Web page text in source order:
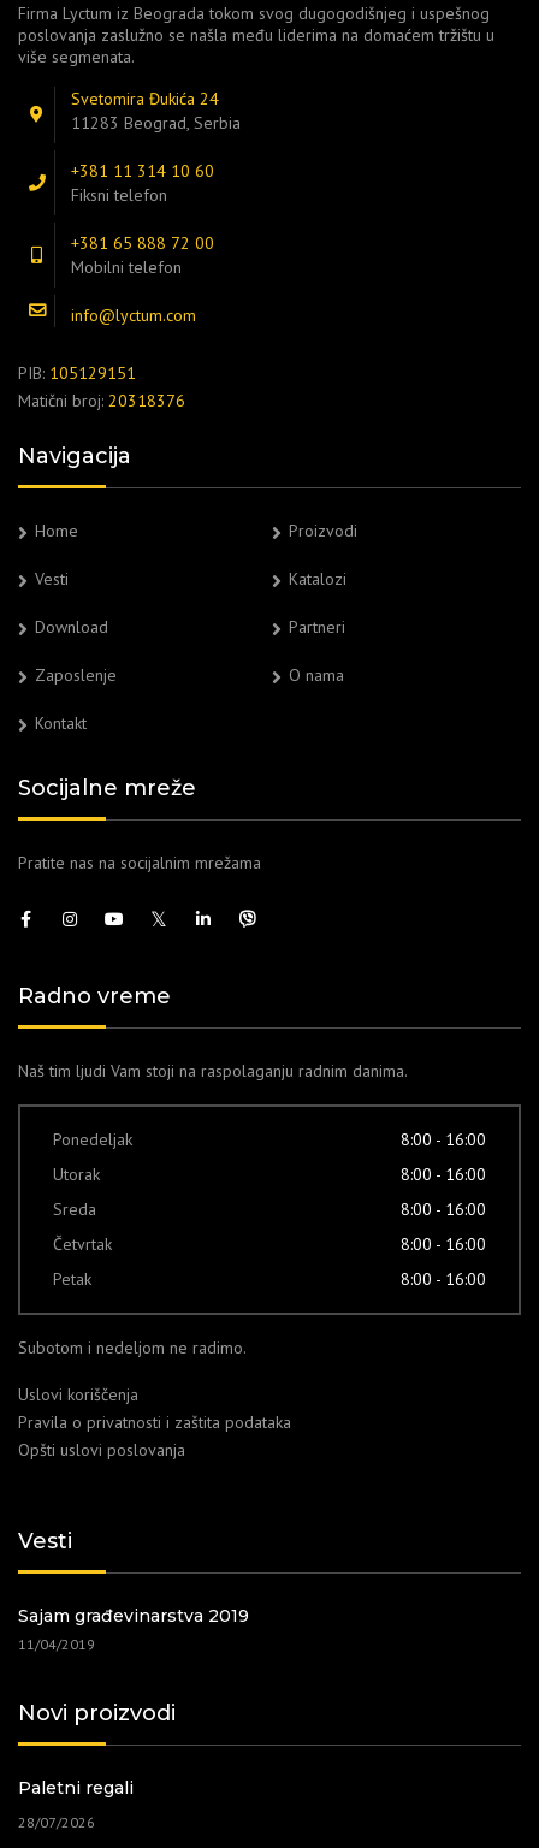
Firma Lyctum iz Beograda tokom svog dugogodišnjeg i uspešnog
poslovanja zaslužno se našla među liderima na domaćem tržištu u
više segmenata.
Svetomira Đukića 24
11283 Beograd, Serbia
+381 11 314 10 60
Fiksni telefon
+381 65 888 72 00
Mobilni telefon
info@lyctum.com
PIB: 105129151
Matični broj: 20318376
Navigacija
Home Proizvodi
Vesti Katalozi
Download Partneri
Zaposlenje O nama
Kontakt
Socijalne mreže
Pratite nas na socijalnim mrežama
Radno vreme
Naš tim ljudi Vam stoji na raspolaganju radnim danima.
Ponedeljak
8:00 - 16:00
Utorak
8:00 - 16:00
Sreda
8:00 - 16:00
Četvrtak
8:00 - 16:00
Petak
8:00 - 16:00
Subotom i nedeljom ne radimo.
Uslovi koriščenja
Pravila o privatnosti i zaštita podataka
Opšti uslovi poslovanja
Vesti
Sajam građevinarstva 2019
11/04/2019
Novi proizvodi
Paletni regali
28/07/2026